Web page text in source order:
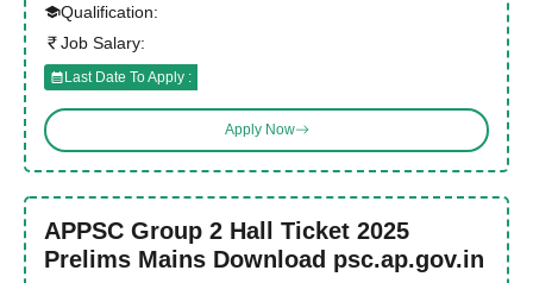
Qualification:
Job Salary:
Last Date To Apply :
Apply Now
APPSC Group 2 Hall Ticket 2025
Prelims Mains Download psc.ap.gov.in